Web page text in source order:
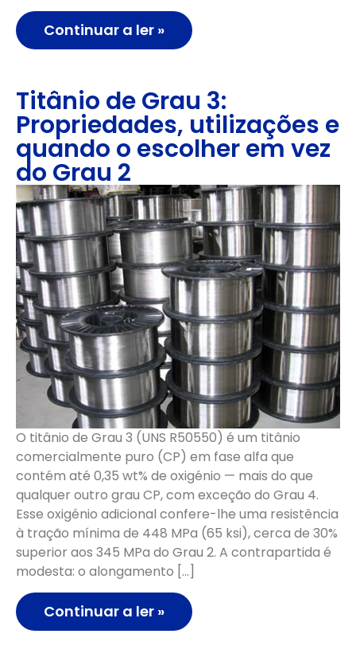
Continuar a ler »
Titânio de Grau 3:
Propriedades, utilizações e
quando o escolher em vez
do Grau 2
O titânio de Grau 3 (UNS R50550) é um titânio
comercialmente puro (CP) em fase alfa que
contém até 0,35 wt% de oxigénio — mais do que
qualquer outro grau CP, com exceção do Grau 4.
Esse oxigénio adicional confere-lhe uma resistência
à tração mínima de 448 MPa (65 ksi), cerca de 30%
superior aos 345 MPa do Grau 2. A contrapartida é
modesta: o alongamento […]
Continuar a ler »